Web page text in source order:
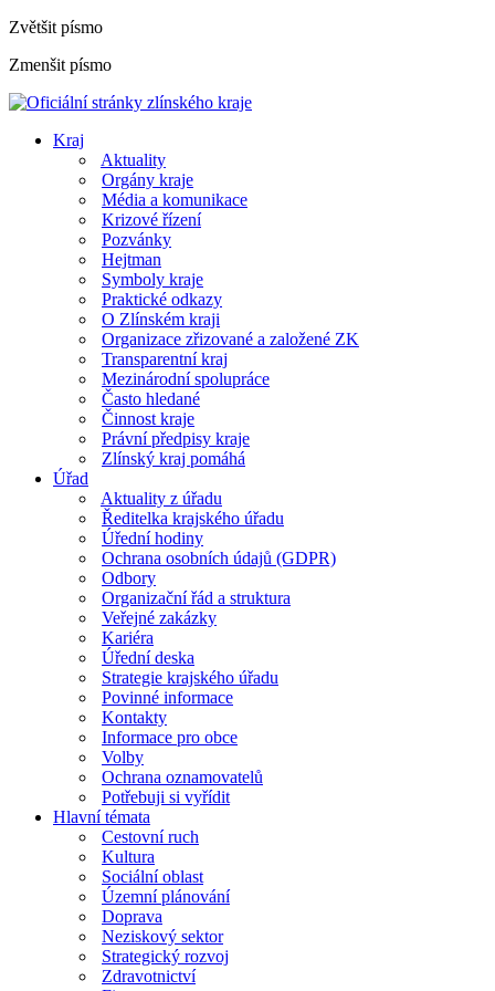
Zvětšit písmo
Zmenšit písmo
Kraj
Aktuality
Orgány kraje
Média a komunikace
Krizové řízení
Pozvánky
Hejtman
Symboly kraje
Praktické odkazy
O Zlínském kraji
Organizace zřizované a založené ZK
Transparentní kraj
Mezinárodní spolupráce
Často hledané
Činnost kraje
Právní předpisy kraje
Zlínský kraj pomáhá
Úřad
Aktuality z úřadu
Ředitelka krajského úřadu
Úřední hodiny
Ochrana osobních údajů (GDPR)
Odbory
Organizační řád a struktura
Veřejné zakázky
Kariéra
Úřední deska
Strategie krajského úřadu
Povinné informace
Kontakty
Informace pro obce
Volby
Ochrana oznamovatelů
Potřebuji si vyřídit
Hlavní témata
Cestovní ruch
Kultura
Sociální oblast
Územní plánování
Doprava
Neziskový sektor
Strategický rozvoj
Zdravotnictví